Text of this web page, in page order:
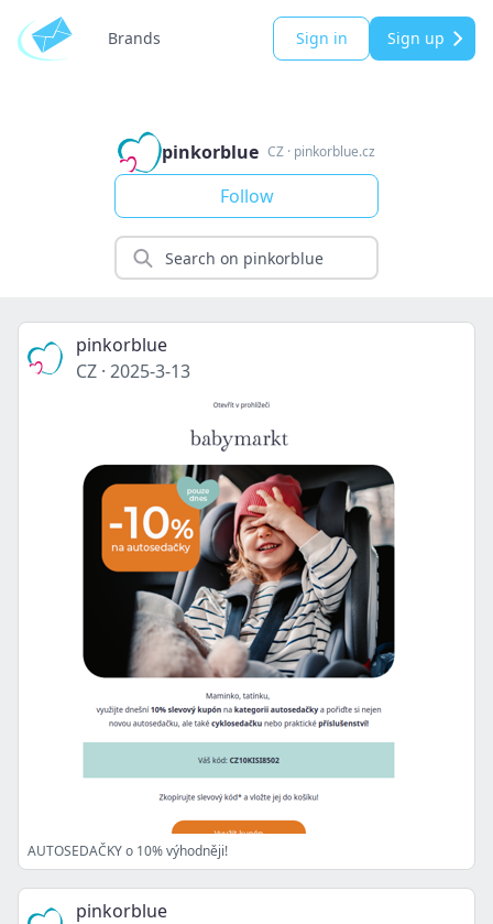
Brands Sign in Sign up
pinkorblue CZ · pinkorblue.cz
Follow
pinkorblue
CZ · 2025-3-13
AUTOSEDAČKY o 10% výhodněji!
pinkorblue